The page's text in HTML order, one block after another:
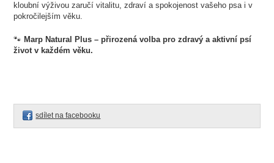
kloubní výživou zaručí vitalitu, zdraví a spokojenost vašeho psa i v
pokročilejším věku.
🐾 Marp Natural Plus – přirozená volba pro zdravý a aktivní psí
život v každém věku.
sdílet na facebooku